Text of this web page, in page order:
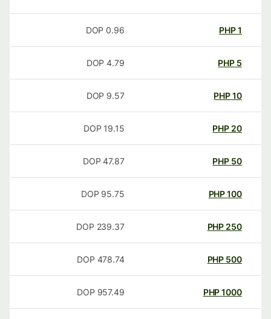
PHP
0.96
DOP
PHP
4.79
DOP
PHP
9.57
DOP
20
PHP
19.15
DOP
50
PHP
47.87
DOP
100
PHP
95.75
DOP
250
PHP
239.37
DOP
500
PHP
478.74
DOP
1000
PHP
957.49
DOP